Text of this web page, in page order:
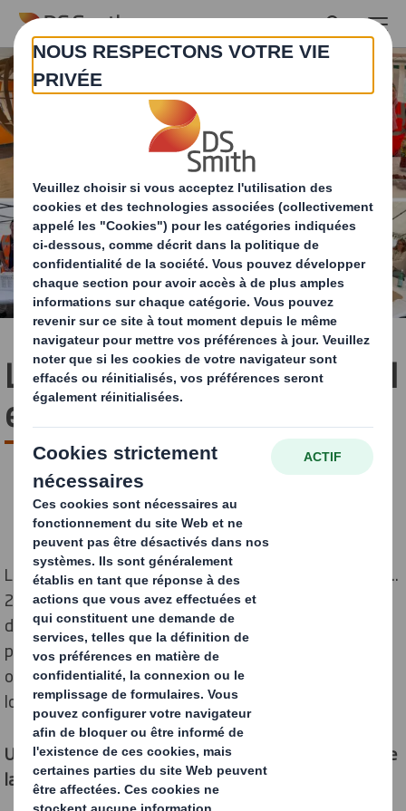
Skip to main content
Le tour de Contoire-Hamel
en 240 ans
Le 13 septembre, le site de Contoire-Hamel fêtait ses...
240 ans !! Sur le thème de Jules Verne, le Bureau
d'Etudes a fait un super travail : montgolfières,
poulpes, sous-marins, trains... autant de créations
originales qui ont fait le bonheur des enfants tout au
long de la visite !
Une journée placée sous le signe de la découverte et de
la famille !